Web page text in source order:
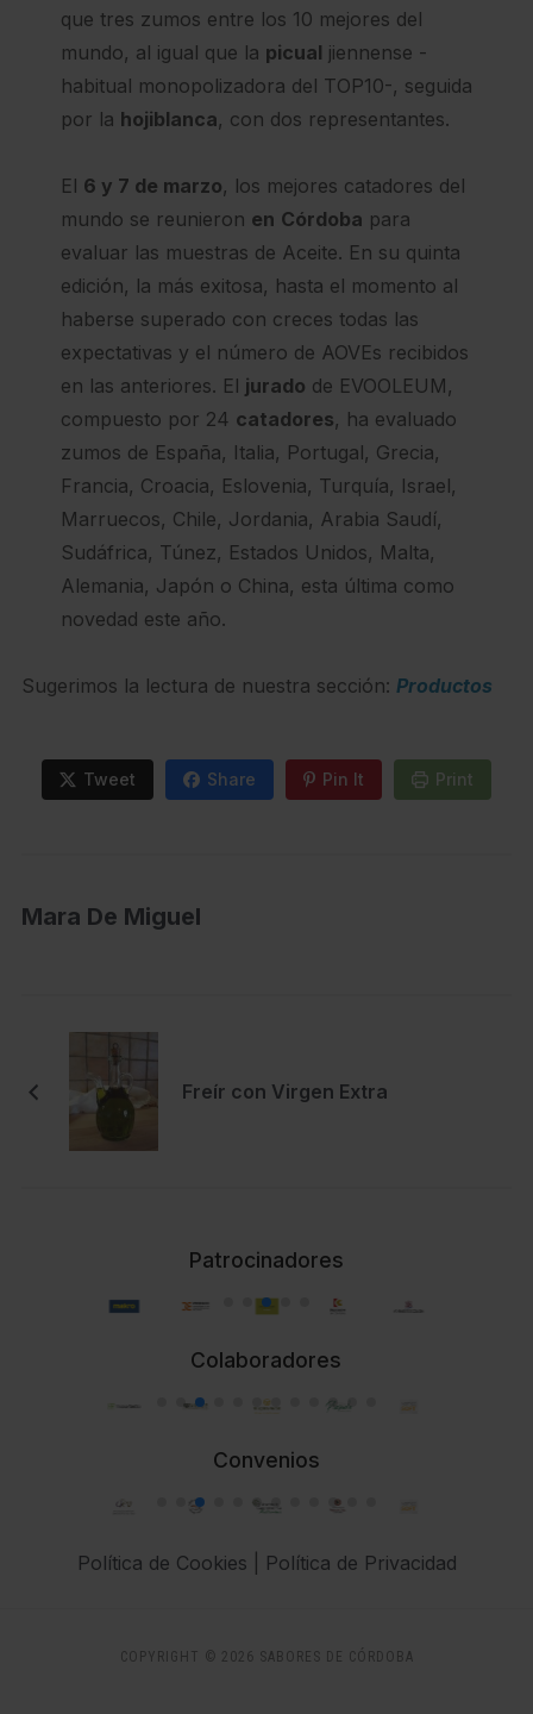
que tres zumos entre los 10 mejores del
mundo, al igual que la picual jiennense -
habitual monopolizadora del TOP10-, seguida
por la hojiblanca, con dos representantes.
El 6 y 7 de marzo, los mejores catadores del
mundo se reunieron en Córdoba para
evaluar las muestras de Aceite. En su quinta
edición, la más exitosa, hasta el momento al
haberse superado con creces todas las
expectativas y el número de AOVEs recibidos
en las anteriores. El jurado de EVOOLEUM,
compuesto por 24 catadores, ha evaluado
zumos de España, Italia, Portugal, Grecia,
Francia, Croacia, Eslovenia, Turquía, Israel,
Marruecos, Chile, Jordania, Arabia Saudí,
Sudáfrica, Túnez, Estados Unidos, Malta,
Alemania, Japón o China, esta última como
novedad este año.
Sugerimos la lectura de nuestra sección: Productos
Tweet Share Pin It Print
Mara De Miguel
Freír con Virgen Extra
Patrocinadores
Colaboradores
Convenios
Política de Cookies Política de Privacidad
COPYRIGHT © 2026 SABORES DE CÓRDOBA